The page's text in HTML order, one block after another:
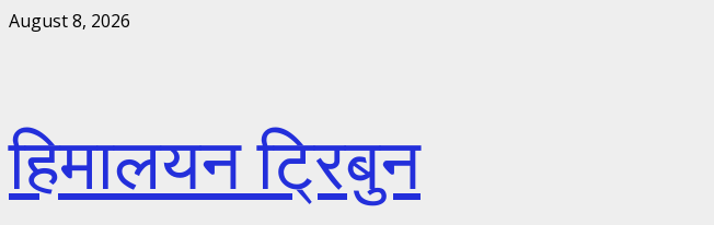
Skip
August 8, 2026
हिमालयन ट्रिबुन